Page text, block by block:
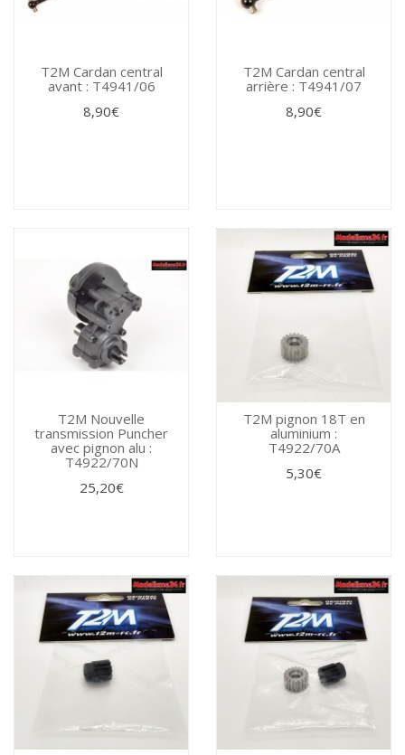
T2M Cardan central
avant : T4941/06
8,90€
T2M Cardan central
arrière : T4941/07
8,90€
T2M Nouvelle
transmission Puncher
avec pignon alu :
T4922/70N
25,20€
T2M pignon 18T en
aluminium :
T4922/70A
5,30€